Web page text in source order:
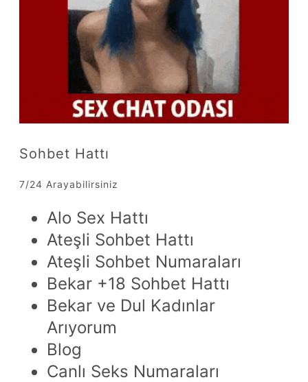
Sohbet Hattı
7/24 Arayabilirsiniz
Alo Sex Hattı
Ateşli Sohbet Hattı
Ateşli Sohbet Numaraları
Bekar +18 Sohbet Hattı
Bekar ve Dul Kadınlar
Arıyorum
Blog
Canlı Seks Numaraları